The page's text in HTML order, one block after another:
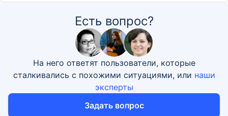
Есть вопрос?
На него ответят пользователи, которые
сталкивались с похожими ситуациями, или наши
эксперты
Задать вопрос